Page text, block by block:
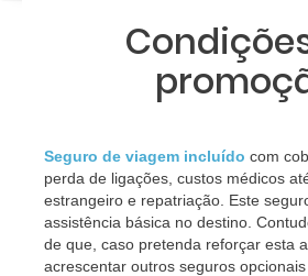
Seguro de viagem incluído com
perda de ligações, custos médicos
estrangeiro e repatriação. Este
assistência básica no destino.
de que, caso pretenda reforçar esta
acrescentar outros seguros